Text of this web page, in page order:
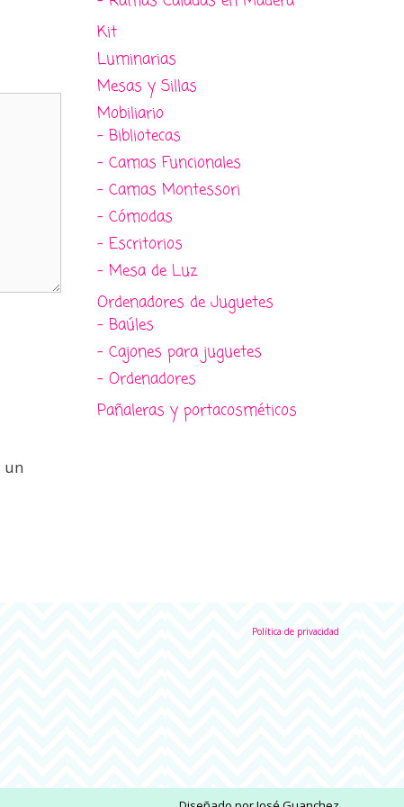
un
Kit
Luminarias
Mesas y Sillas
Mobiliario
- Bibliotecas
- Camas Funcionales
- Camas Montessori
- Cómodas
- Escritorios
- Mesa de Luz
Ordenadores de Juguetes
- Baúles
- Cajones para juguetes
- Ordenadores
Pañaleras y portacosméticos
Política de privacidad